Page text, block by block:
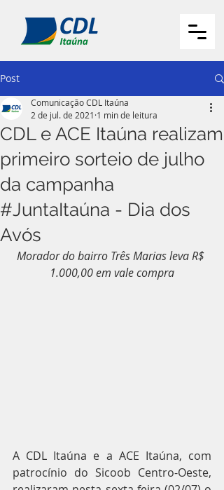
Post
CDL e ACE Itaúna realizam
primeiro sorteio de julho
da campanha
#JuntaItaúna - Dia dos
Avós
Comunicação CDL Itaúna
2 de jul. de 2021 1 min de leitura
Morador do bairro Três Marias leva R$
1.000,00 em vale compra
A CDL Itaúna e a ACE Itaúna, com
patrocínio do Sicoob Centro-Oeste,